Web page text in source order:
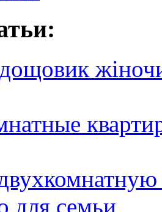
для семьи